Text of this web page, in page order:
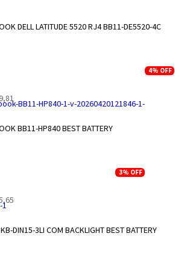
DELL LATITUDE 5520 RJ4 BB11-DE5520-4C
4% OFF
BATERIA PARA NOTEBOOK BB11-HP840 BEST BATTERY
3% OFF
DIN15-3LI COM BACKLIGHT BEST BATTERY